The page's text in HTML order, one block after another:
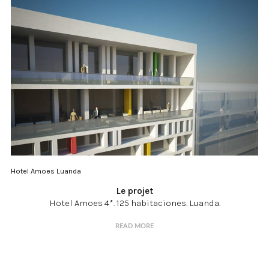
Hotel Amoes Luanda
Le projet
Hotel Amoes 4*. 125 habitaciones. Luanda.
READ MORE